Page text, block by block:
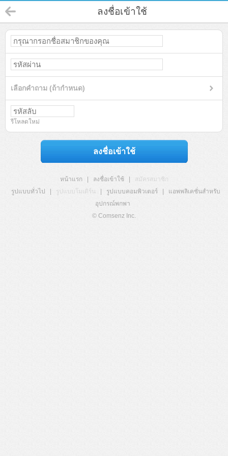
ลงชื่อเข้าใช้
เลือกคำถาม (ถ้ากำหนด)
รีโหลดใหม่
ลงชื่อเข้าใช้
หน้าแรก ลงชื่อเข้าใช้
สมัครสมาชิก
รูปแบบทั่วไป
รูปแบบโมเดิร์น รูปแบบคอมพิวเตอร์
แอพพลิเคชั่นสำหรับ
อุปกรณ์พกพา
© Comsenz Inc.